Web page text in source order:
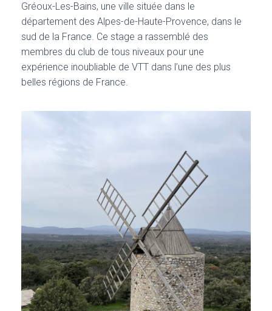
Gréoux-Les-Bains, une ville située dans le
département des Alpes-de-Haute-Provence, dans le
sud de la France. Ce stage a rassemblé des
membres du club de tous niveaux pour une
expérience inoubliable de VTT dans l’une des plus
belles régions de France.